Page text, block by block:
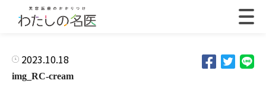
2023.10.18
img_RC-cream